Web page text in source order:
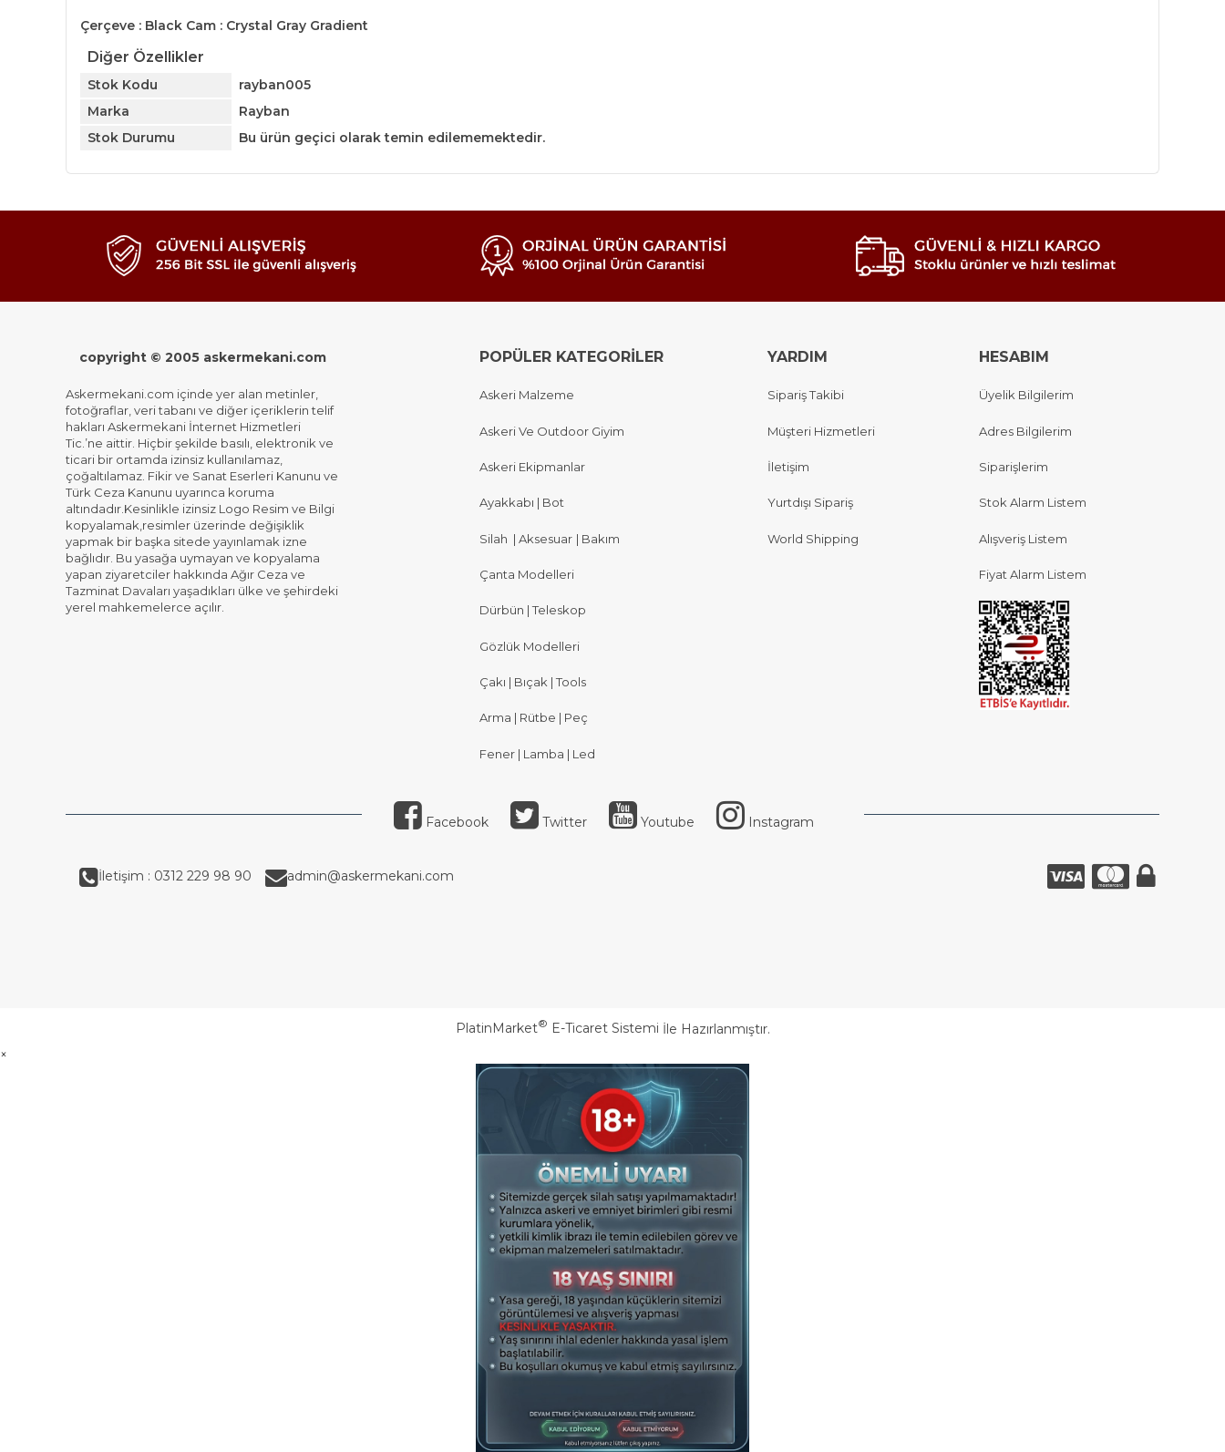
Çerçeve : Black Cam : Crystal Gray Gradient
Diğer Özellikler
Stok Kodu
rayban005
Marka
Rayban
Stok Durumu
Bu ürün geçici olarak temin edilememektedir.
copyright © 2005 askermekani.com
Askermekani.com içinde yer alan metinler,
fotoğraflar, veri tabanı ve diğer içeriklerin telif
hakları Askermekani İnternet Hizmetleri
Tic.’ne aittir. Hiçbir şekilde basılı, elektronik ve
ticari bir ortamda izinsiz kullanılamaz,
çoğaltılamaz. Fikir ve Sanat Eserleri Kanunu ve
Türk Ceza Kanunu uyarınca koruma
altındadır.Kesinlikle izinsiz Logo Resim ve Bilgi
kopyalamak,resimler üzerinde değişiklik
yapmak bir başka sitede yayınlamak izne
bağlıdır. Bu yasağa uymayan ve kopyalama
yapan ziyaretciler hakkında Ağır Ceza ve
Tazminat Davaları yaşadıkları ülke ve şehirdeki
yerel mahkemelerce açılır.
POPÜLER KATEGORİLER
Askeri Malzeme
Askeri Ve Outdoor Giyim
Askeri Ekipmanlar
Ayakkabı | Bot
Silah | Aksesuar | Bakım
Çanta Modelleri
Dürbün | Teleskop
Gözlük Modelleri
Çakı | Bıçak | Tools
Arma | Rütbe | Peç
Fener | Lamba | Led
YARDIM
Sipariş Takibi
Müşteri Hizmetleri
İletişim
Yurtdışı Sipariş
World Shipping
HESABIM
Üyelik Bilgilerim
Adres Bilgilerim
Siparişlerim
Stok Alarm Listem
Alışveriş Listem
Fiyat Alarm Listem
Facebook Twitter Youtube Instagram
İletişim : 0312 229 98 90 admin@askermekani.com
PlatinMarket® E-Ticaret Sistemi İle Hazırlanmıştır.
×